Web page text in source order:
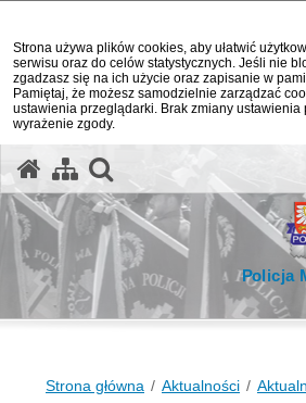
Strona używa plików cookies, aby ułatwić
serwisu oraz do celów statystycznych. Jeśli nie
zgadzasz się na ich użycie oraz zapisanie w
Pamiętaj, że możesz samodzielnie zarządzać
ustawienia przeglądarki. Brak zmiany ustawienia
wyrażenie zgody.
Policja
Strona główna Aktualności